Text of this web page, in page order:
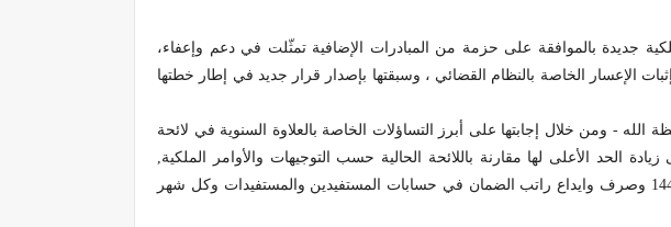
جديدة بالموافقة على حزمة من المبادرات الإضافية تمثّلت في دعم وإعفاء،
الإعسار الخاصة بالنظام القضائي ، وسبقتها بإصدار قرار جديد في إطار خطتها
- ومن خلال إجابتها على أبرز التساؤلات الخاصة بالعلاوة السنوية في لائحة
السنوية للموظفين تبدأ من 300 ريال وتصل إلى 640 ريال، مشيرة إلى زيادة الحد الأعلى لها مقارنة باللائحة الحالية حسب التوجيهات والأوامر الملكية,
في حسابات المستفيدين والمستفيدات وكل شهر